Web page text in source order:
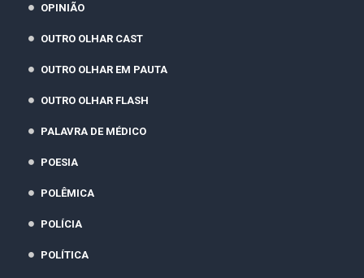
OPINIÃO
OUTRO OLHAR CAST
OUTRO OLHAR EM PAUTA
OUTRO OLHAR FLASH
PALAVRA DE MÉDICO
POESIA
POLÊMICA
POLÍCIA
POLÍTICA